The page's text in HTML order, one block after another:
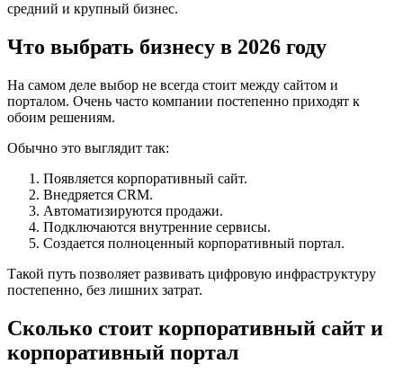
средний и крупный бизнес.
Что выбрать бизнесу в 2026 году
На самом деле выбор не всегда стоит между сайтом и
порталом. Очень часто компании постепенно приходят к
обоим решениям.
Обычно это выглядит так:
Появляется корпоративный сайт.
Внедряется CRM.
Автоматизируются продажи.
Подключаются внутренние сервисы.
Создается полноценный корпоративный портал.
Такой путь позволяет развивать цифровую инфраструктуру
постепенно, без лишних затрат.
Сколько стоит корпоративный сайт и
корпоративный портал